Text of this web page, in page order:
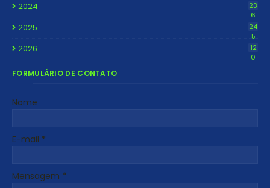
2024
23
6
2025
24
5
2026
12
0
FORMULÁRIO DE CONTATO
Nome
E-mail *
Mensagem *